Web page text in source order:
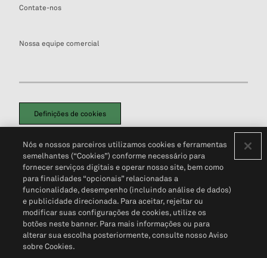
Contate-nos
Nossa equipe comercial
Definições de cookies
Política de PrivacidadePortal de privacidade do cliente (em inglês)
Não Venda Minhas Informações Pessoais© 2026 S&P Global
Nós e nossos parceiros utilizamos cookies e ferramentas
semelhantes (“Cookies”) conforme necessário para
fornecer serviços digitais e operar nosso site, bem como
para finalidades “opcionais” relacionadas a
funcionalidade, desempenho (incluindo análise de dados)
e publicidade direcionada. Para aceitar, rejeitar ou
modificar suas configurações de cookies, utilize os
botões neste banner. Para mais informações ou para
alterar sua escolha posteriormente, consulte nosso Aviso
sobre Cookies.